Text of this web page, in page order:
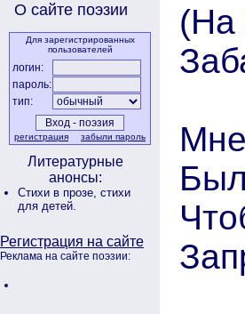
О сайте поэзии
Для зарегистрированных
пользователей
логин:
пароль:
тип:
регистрация забыли пароль
Литературные
анонсы:
Стихи в прозе, стихи
для детей.
Регистрация на сайте
Реклама на сайте поэзии:
(На